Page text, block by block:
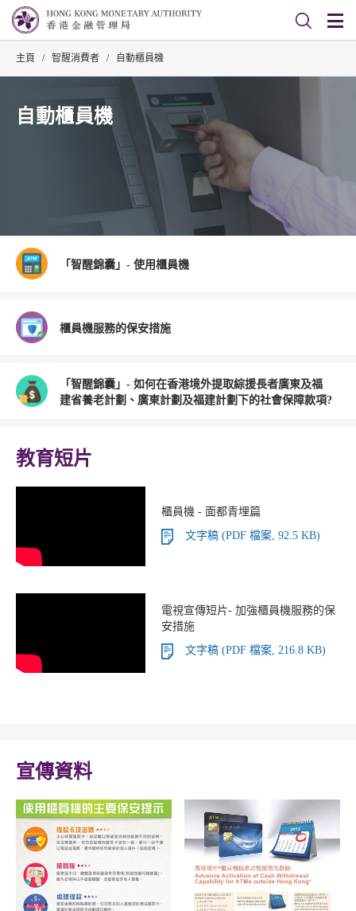
主頁 / 智醒消費者 / 自動櫃員機
自動櫃員機
「智醒錦囊」- 使用櫃員機
櫃員機服務的保安措施
「智醒錦囊」- 如何在香港境外提取綜援長者廣東及福
建省養老計劃、廣東計劃及福建計劃下的社會保障款項?
教育短片
櫃員機 - 面都青埋篇
文字稿 (PDF 檔案, 92.5 KB)
電視宣傳短片- 加強櫃員機服務的保
安措施
文字稿 (PDF 檔案, 216.8 KB)
宣傳資料